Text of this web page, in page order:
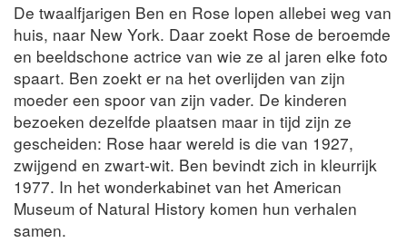
De twaalfjarigen Ben en Rose lopen allebei weg van
huis, naar New York. Daar zoekt Rose de beroemde
en beeldschone actrice van wie ze al jaren elke foto
spaart. Ben zoekt er na het overlijden van zijn
moeder een spoor van zijn vader. De kinderen
bezoeken dezelfde plaatsen maar in tijd zijn ze
gescheiden: Rose haar wereld is die van 1927,
zwijgend en zwart-wit. Ben bevindt zich in kleurrijk
1977. In het wonderkabinet van het American
Museum of Natural History komen hun verhalen
samen.